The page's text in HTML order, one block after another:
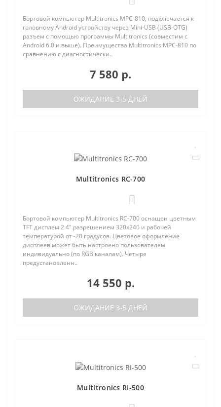
Бортовой компьютер Multitronics MPC-810, подключается к
головному Android устройству через Mini-USB (USB-OTG)
разъем с помощью программы Multitronics (совместим с
Android 6.0 и выше). Преимущества Multitronics MPC-810 по
сравнению с диагностически..
7 580 р.
ОЖИДАНИЕ 3-5 ДНЕЙ
Multitronics RC-700
Бортовой компьютер Multitronics RC-700 оснащен цветным
TFT дисплем 2.4" разрешением 320х240 и рабочей
температурой от -20 градусов. Цветовое оформление
дисплеев может быть настроено пользователем
индивидуально (по RGB каналам). Четыре
предустановленн..
14 550 р.
ОЖИДАНИЕ 3-5 ДНЕЙ
Multitronics RI-500